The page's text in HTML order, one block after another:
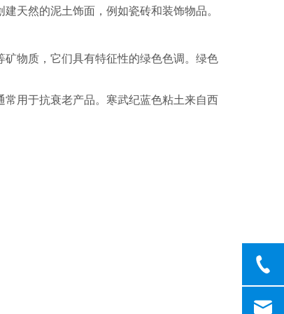
天然的泥土饰面，例如瓷砖和装饰物品。
物质，它们具有特征性的绿色色调。绿色
用于抗衰老产品。寒武纪蓝色粘土来自西